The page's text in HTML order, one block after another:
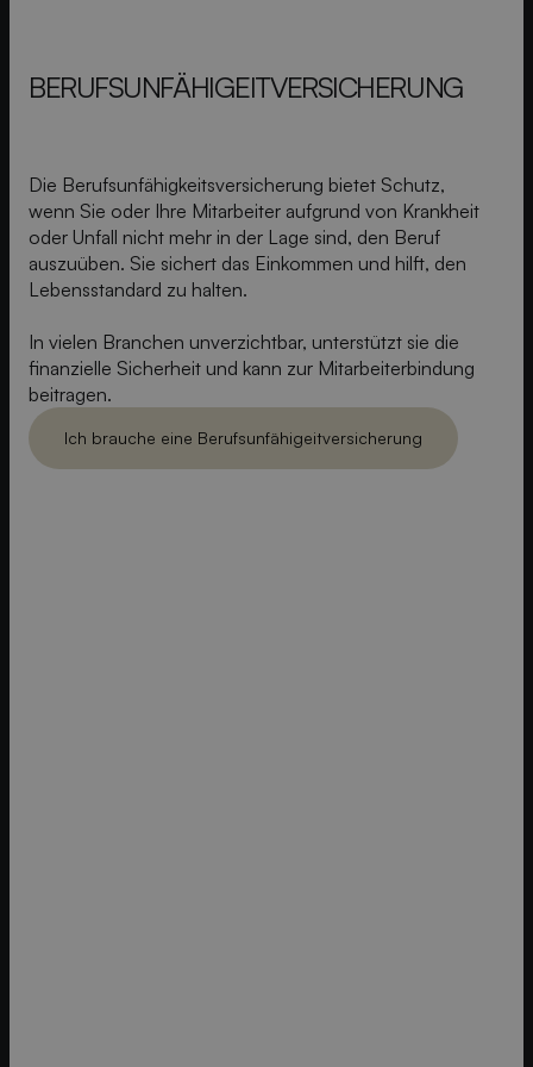
BERUFSUNFÄHIGEIT­VERSICHERUNG
Die Berufsunfähigkeitsversicherung bietet Schutz,
wenn Sie oder Ihre Mitarbeiter aufgrund von Krankheit
oder Unfall nicht mehr in der Lage sind, den Beruf
auszuüben. Sie sichert das Einkommen und hilft, den
Lebensstandard zu halten.
In vielen Branchen unverzichtbar, unterstützt sie die
finanzielle Sicherheit und kann zur Mitarbeiterbindung
beitragen.
Ich brauche eine Berufsunfähigeitversicherung
Ich brauch eine Berufsunfähigeitversicherung